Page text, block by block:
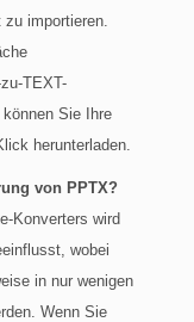
importieren.
TEXT-
Sie Ihre
herunterladen.
von PPTX?
Konverters wird
wobei
in nur wenigen
Wenn Sie